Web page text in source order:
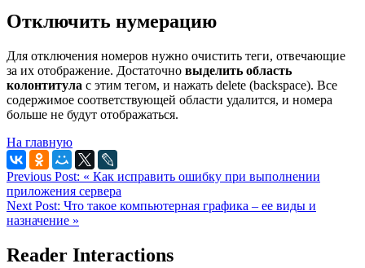
Отключить нумерацию
Для отключения номеров нужно очистить теги, отвечающие
за их отображение. Достаточно выделить область
колонтитула с этим тегом, и нажать delete (backspace). Все
содержимое соответствующей области удалится, и номера
больше не будут отображаться.
На главную
Previous Post: « Как исправить ошибку при выполнении
приложения сервера
Next Post: Что такое компьютерная графика – ее виды и
назначение »
Reader Interactions